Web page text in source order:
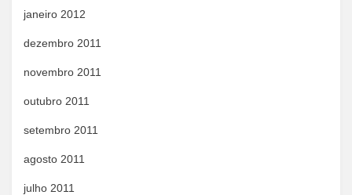
janeiro 2012
dezembro 2011
novembro 2011
outubro 2011
setembro 2011
agosto 2011
julho 2011